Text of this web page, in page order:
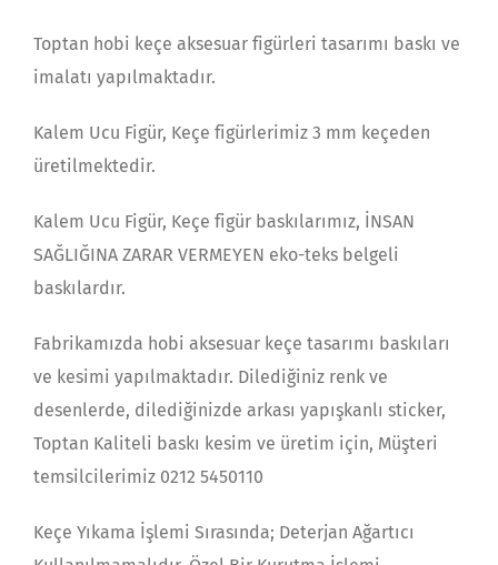
Toptan hobi keçe aksesuar figürleri tasarımı baskı ve
imalatı yapılmaktadır.
Kalem Ucu Figür, Keçe figürlerimiz 3 mm keçeden
üretilmektedir.
Kalem Ucu Figür, Keçe figür baskılarımız, İNSAN
SAĞLIĞINA ZARAR VERMEYEN eko-teks belgeli
baskılardır.
Fabrikamızda hobi aksesuar keçe tasarımı baskıları
ve kesimi yapılmaktadır. Dilediğiniz renk ve
desenlerde, dilediğinizde arkası yapışkanlı sticker,
Toptan Kaliteli baskı kesim ve üretim için, Müşteri
temsilcilerimiz 0212 5450110
Keçe Yıkama İşlemi Sırasında; Deterjan Ağartıcı